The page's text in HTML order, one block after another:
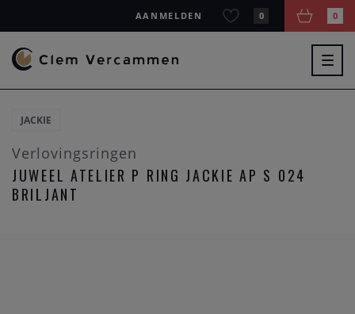
AANMELDEN 0 0
JACKIE
Verlovingsringen
JUWEEL ATELIER P RING JACKIE AP S 024
BRILJANT